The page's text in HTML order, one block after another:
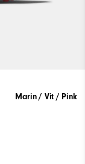
Marin / Vit / Pink